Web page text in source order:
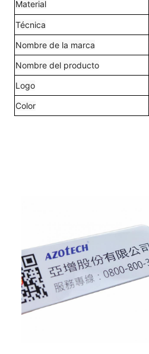
Material
Técnica
Nombre de la marca
Nombre del producto
Logo
Color